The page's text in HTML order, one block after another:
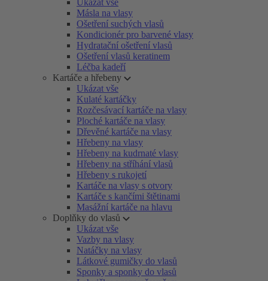
Ukázat vše
Másla na vlasy
Ošetření suchých vlasů
Kondicionér pro barvené vlasy
Hydratační ošetření vlasů
Ošetření vlasů keratinem
Léčba kadeří
Kartáče a hřebeny
Ukázat vše
Kulaté kartáčky
Rozčesávací kartáče na vlasy
Ploché kartáče na vlasy
Dřevěné kartáče na vlasy
Hřebeny na vlasy
Hřebeny na kudrnaté vlasy
Hřebeny na stříhání vlasů
Hřebeny s rukojetí
Kartáče na vlasy s otvory
Kartáče s kančími štětinami
Masážní kartáče na hlavu
Doplňky do vlasů
Ukázat vše
Vazby na vlasy
Natáčky na vlasy
Látkové gumičky do vlasů
Sponky a sponky do vlasů